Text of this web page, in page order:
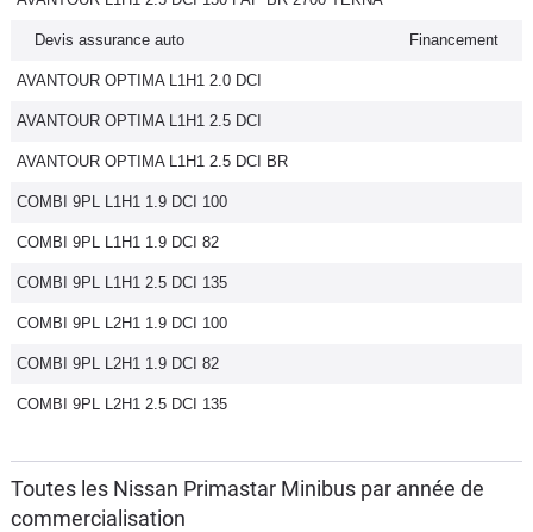
Devis assurance auto Financement
AVANTOUR OPTIMA L1H1 2.0 DCI
AVANTOUR OPTIMA L1H1 2.5 DCI
AVANTOUR OPTIMA L1H1 2.5 DCI BR
COMBI 9PL L1H1 1.9 DCI 100
COMBI 9PL L1H1 1.9 DCI 82
COMBI 9PL L1H1 2.5 DCI 135
COMBI 9PL L2H1 1.9 DCI 100
COMBI 9PL L2H1 1.9 DCI 82
COMBI 9PL L2H1 2.5 DCI 135
Toutes les Nissan Primastar Minibus par année de
commercialisation